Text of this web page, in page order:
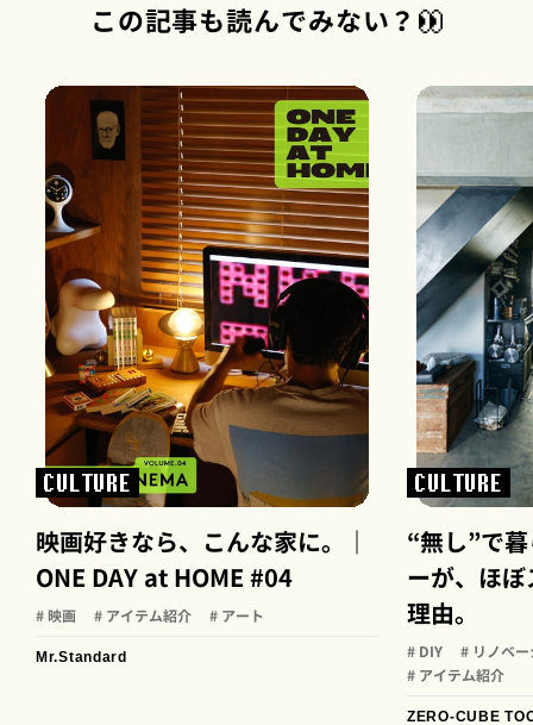
この記事も読んでみない？
CULTURE
映画好きなら、こんな家に。｜
ONE DAY at HOME #04
# 映画 # アイテム紹介 # アート
Mr.Standard
CULTURE
“無し”で
ーが、ほ
理由。
# DIY
# リノベ
# アイテム紹介
ZERO-CUBE